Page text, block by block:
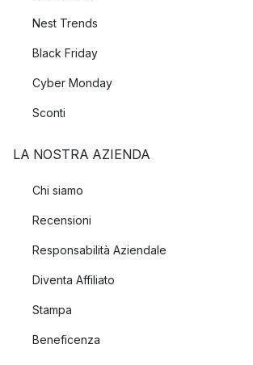
Nest Trends
Black Friday
Cyber Monday
Sconti
LA NOSTRA AZIENDA
Chi siamo
Recensioni
Responsabilità Aziendale
Diventa Affiliato
Stampa
Beneficenza